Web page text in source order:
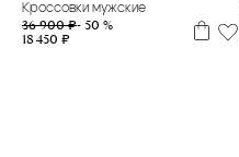
Кроссовки мужские
36 900 ₽- 50 %
18 450 ₽